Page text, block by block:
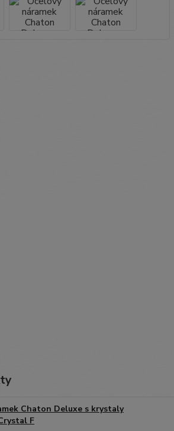
Chaton Deluxe s krystaly
F